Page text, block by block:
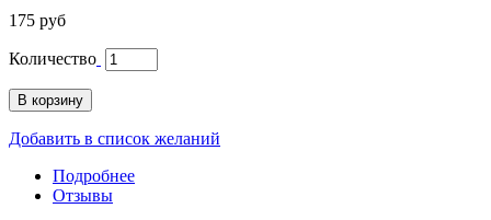
175 руб
Количество
В корзину
Добавить в список желаний
Подробнее
Отзывы